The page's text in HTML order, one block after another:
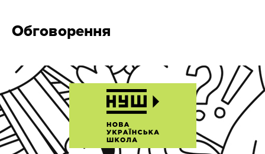
Обговорення